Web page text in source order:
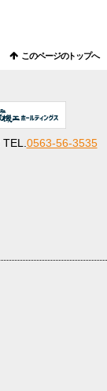
このページのトップへ
TEL. 0563-56-3535